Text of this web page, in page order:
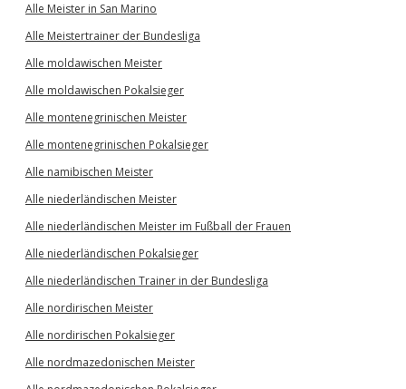
Alle Meister in San Marino
Alle Meistertrainer der Bundesliga
Alle moldawischen Meister
Alle moldawischen Pokalsieger
Alle montenegrinischen Meister
Alle montenegrinischen Pokalsieger
Alle namibischen Meister
Alle niederländischen Meister
Alle niederländischen Meister im Fußball der Frauen
Alle niederländischen Pokalsieger
Alle niederländischen Trainer in der Bundesliga
Alle nordirischen Meister
Alle nordirischen Pokalsieger
Alle nordmazedonischen Meister